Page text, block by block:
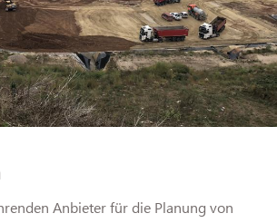
Anbieter für die Planung von